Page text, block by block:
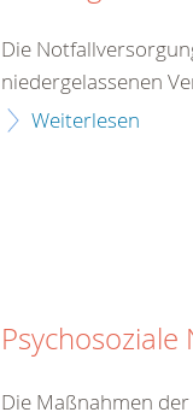
Die
niedergelassenen
Weiterlesen
Die Maßnahmen